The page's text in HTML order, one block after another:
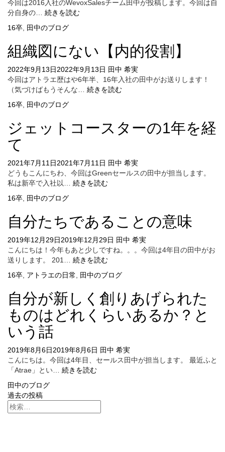
今回は2016入社のWevoxSalesチーム田中が投稿します。今回は自
分自身の… 続きを読む半
り
り
を
し
新
し
納
得
感
た
16卒 田中のブログ
組織図にない【内的役割】
2022年9月13日2022年9月13日 田中 希実
今回はアトラエ歴はや6年半、16年入社の田中がお送りします！
（気づけばもうそんな… 続きを読む組
な
的
役
16卒 田中のブログ
ジェットコースターの1年を経
て
2021年7月11日2021年7月11日 田中 希実
どうもこんにちわ、今回はGreenセールスの田中が担当します。
私は新卒で入社以… 続きを読むジ
コ
ス
タ
の
年
を
経
て
16卒 田中のブログ
自分たちであることの意味
2019年12月29日2019年12月29日 田中 希実
こんにちは！今年もあと少しですね。。。今回は4年目の田中がお
送りします。 201… 続きを読む自
た
で
あ
る
の
意
16卒 アトラエの日常 田中のブログ
自分が新しく創りあげられた
ものはどれくらいあるか？と
いう話
2019年8月6日2019年8月6日 田中 希実
こんにちは。今回は4年目、セールス田中が担当します。 最近ふと
「Atrae」とい… 続きを読む自
新
田中のブログ
投
稿
過去の投稿